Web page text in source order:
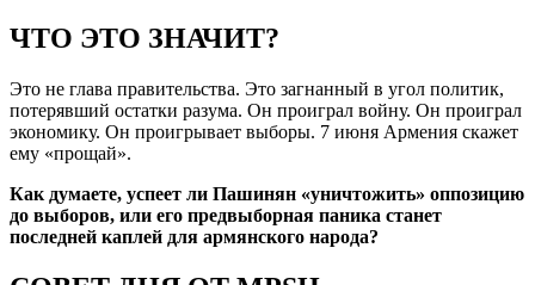
ЧТО ЭТО ЗНАЧИТ?
Это не глава правительства. Это загнанный в угол политик,
потерявший остатки разума. Он проиграл войну. Он проиграл
экономику. Он проигрывает выборы. 7 июня Армения скажет
ему «прощай».
Как думаете, успеет ли Пашинян «уничтожить» оппозицию
до выборов, или его предвыборная паника станет
последней каплей для армянского народа?